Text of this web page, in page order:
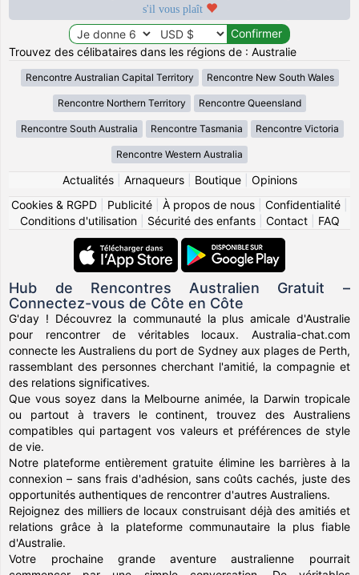
s'il vous plaît
Trouvez des célibataires dans les régions de : Australie
Rencontre Australian Capital Territory Rencontre New South Wales
Rencontre Northern Territory Rencontre Queensland
Rencontre South Australia Rencontre Tasmania Rencontre Victoria
Rencontre Western Australia
Actualités| Arnaqueurs| Boutique| Opinions
Cookies & RGPD
Publicité À propos de nous Confidentialité
Conditions d'utilisation| Sécurité des enfants| Contact| FAQ
Hub de Rencontres Australien Gratuit –
Connectez-vous de Côte en Côte
G'day ! Découvrez la communauté la plus amicale d'Australie
pour rencontrer de véritables locaux. Australia-chat.com
connecte les Australiens du port de Sydney aux plages de Perth,
rassemblant des personnes cherchant l'amitié, la compagnie et
des relations significatives.
Que vous soyez dans la Melbourne animée, la Darwin tropicale
ou partout à travers le continent, trouvez des Australiens
compatibles qui partagent vos valeurs et préférences de style
de vie.
Notre plateforme entièrement gratuite élimine les barrières à la
connexion – sans frais d'adhésion, sans coûts cachés, juste des
opportunités authentiques de rencontrer d'autres Australiens.
Rejoignez des milliers de locaux construisant déjà des amitiés et
relations grâce à la plateforme communautaire la plus fiable
d'Australie.
Votre prochaine grande aventure australienne pourrait